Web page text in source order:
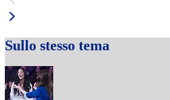
Sullo stesso tema